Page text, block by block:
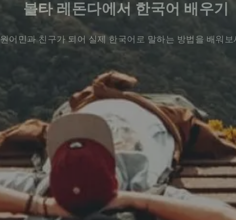
볼타 레돈다에서 한국어 배우기
원어민과 친구가 되어 실제 한국어로 말하는 방법을 배워보